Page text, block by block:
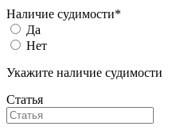
Наличие судимости*
Да
Нет
Укажите наличие судимости
Статья